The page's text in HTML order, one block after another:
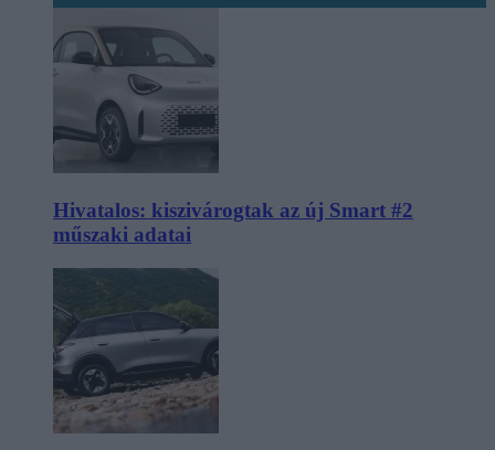
Hivatalos: kiszivárogtak az új Smart #2
műszaki adatai